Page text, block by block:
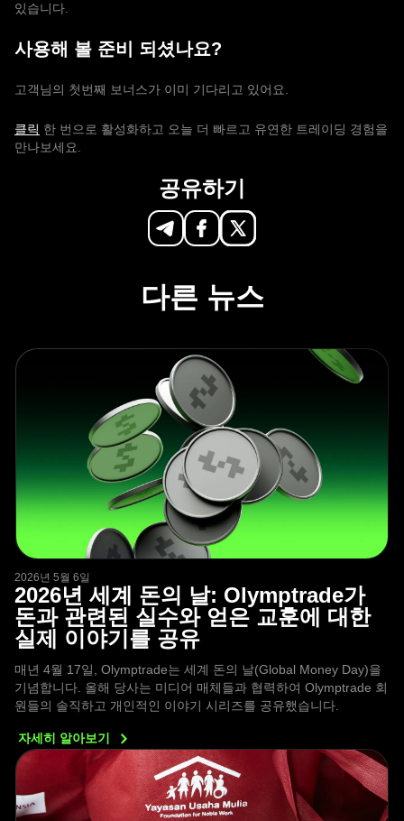
있습니다.
사용해 볼 준비 되셨나요?
고객님의 첫번째 보너스가 이미 기다리고 있어요.
클릭 한 번으로 활성화하고 오늘 더 빠르고 유연한 트레이딩 경험을
만나보세요.
공유하기
다른 뉴스
2026년 5월 6일
2026년 세계 돈의 날: Olymptrade가
돈과 관련된 실수와 얻은 교훈에 대한
실제 이야기를 공유
매년 4월 17일, Olymptrade는 세계 돈의 날(Global Money Day)을
기념합니다. 올해 당사는 미디어 매체들과 협력하여 Olymptrade 회
원들의 솔직하고 개인적인 이야기 시리즈를 공유했습니다.
자세히 알아보기